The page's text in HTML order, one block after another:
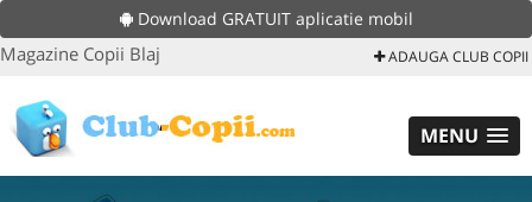
Download GRATUIT aplicatie mobil
Magazine Copii Blaj ADAUGA CLUB COPII
MENU